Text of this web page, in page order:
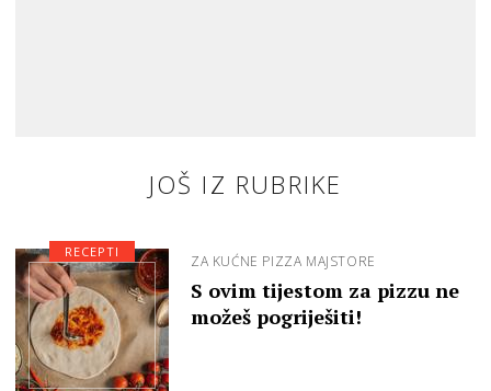
JOŠ IZ RUBRIKE
ZA KUĆNE PIZZA MAJSTORE
S ovim tijestom za pizzu ne
možeš pogriješiti!
RECEPTI